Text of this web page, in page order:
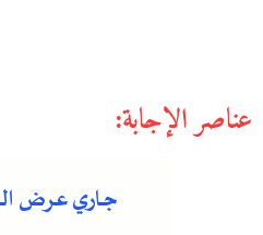
عناصر الإجابة: